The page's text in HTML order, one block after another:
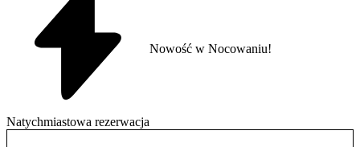
Natychmiastowa rezerwacja
Nowość w Nocowaniu!